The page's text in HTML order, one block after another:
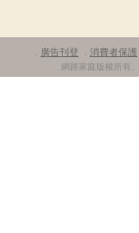
廣告刊登 消費者保護
網路家庭版權所有